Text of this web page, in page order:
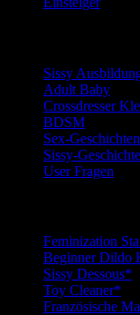
Sissy
Adult Baby
Crossdresser
BDSM
Sex-Geschichten
Sissy-
User Fragen
Feminization
Beginner Dildo
Sissy Dessous*
Toy Cleaner*
Französische